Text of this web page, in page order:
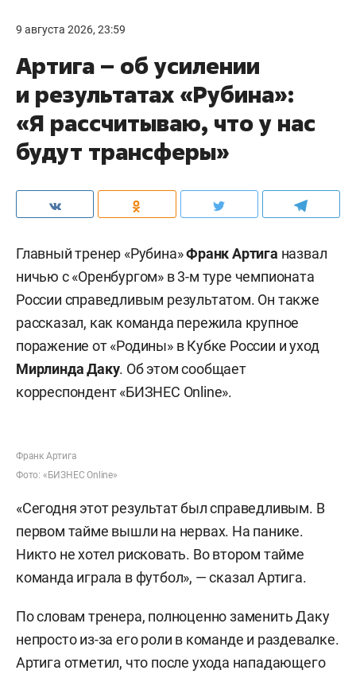
9 августа 2026, 23:59
Артига – об усилении
и результатах «Рубина»:
«Я рассчитываю, что у нас
будут трансферы»
Главный тренер «Рубина»Франк Артига назвал
ничью с «Оренбургом» в 3-м туре чемпионата
России справедливым результатом. Он также
рассказал, как команда пережила крупное
поражение от «Родины» в Кубке России и уход
Мирлинда Даку. Об этом сообщает
корреспондент «БИЗНЕС Online».
Франк Артига
Фото: «БИЗНЕС Online»
«Сегодня этот результат был справедливым. В
первом тайме вышли на нервах. На панике.
Никто не хотел рисковать. Во втором тайме
команда играла в футбол», — сказал Артига.
По словам тренера, полноценно заменить Даку
непросто из-за его роли в команде и раздевалке.
Артига отметил, что после ухода нападающего